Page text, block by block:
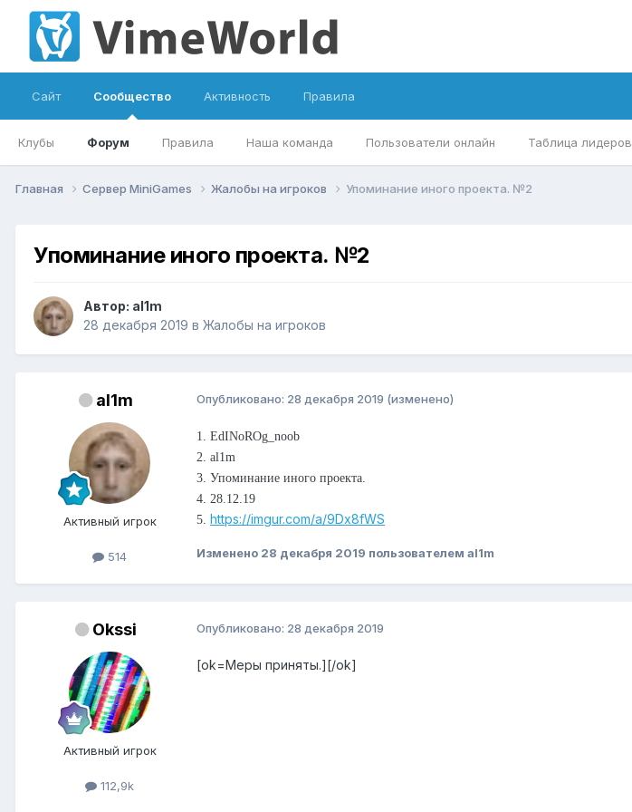
Сайт Сообщество
Клубы Форум Правила Наша команда Пользователи онлайн Таблица лидеров
Активность Правила
Главная Сервер MiniGames Жалобы на игроков Упоминание иного проекта. №2
Упоминание иного проекта. №2
Автор: al1m
28 декабря 2019 в Жалобы на игроков
al1m
Активный игрок
514
Опубликовано: 28 декабря 2019 (изменено)
1. EdINoROg_noob
2. al1m
3. Упоминание иного проекта.
4. 28.12.19
5. https://imgur.com/a/9Dx8fWS
Изменено 28 декабря 2019 пользователем al1m
Okssi
Активный игрок
112,9k
Опубликовано: 28 декабря 2019
[ok=Меры приняты.][/ok]